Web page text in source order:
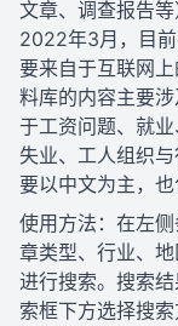
文章、调查报告
2022年3月，目
要来自于互联网
料库的内容主要
于工资问题、就
失业、工人组织
要以中文为主，也
使用方法：在左
章类型、行业、
进行搜索。搜索
索框下方选择搜